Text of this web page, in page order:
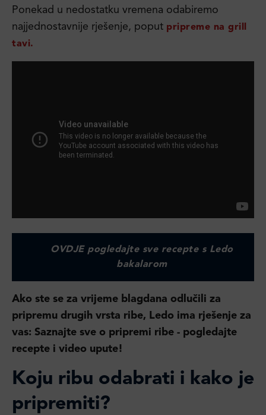
Ponekad u nedostatku vremena odabiremo
najjednostavnije rješenje, poput pripreme na grill
tavi.
OVDJE pogledajte sve recepte s Ledo
bakalarom
Ako ste se za vrijeme blagdana odlučili za
pripremu drugih vrsta ribe, Ledo ima rješenje za
vas: Saznajte sve o pripremi ribe - pogledajte
recepte i video upute!
Koju ribu odabrati i kako je
pripremiti?